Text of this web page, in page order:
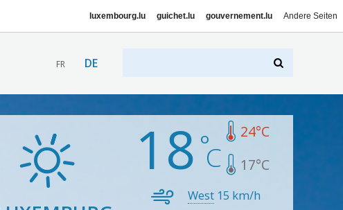
luxembourg.lu guichet.lu gouvernement.lu Andere Seiten
FR DE
18 24°C
17°C
West 15 km/h